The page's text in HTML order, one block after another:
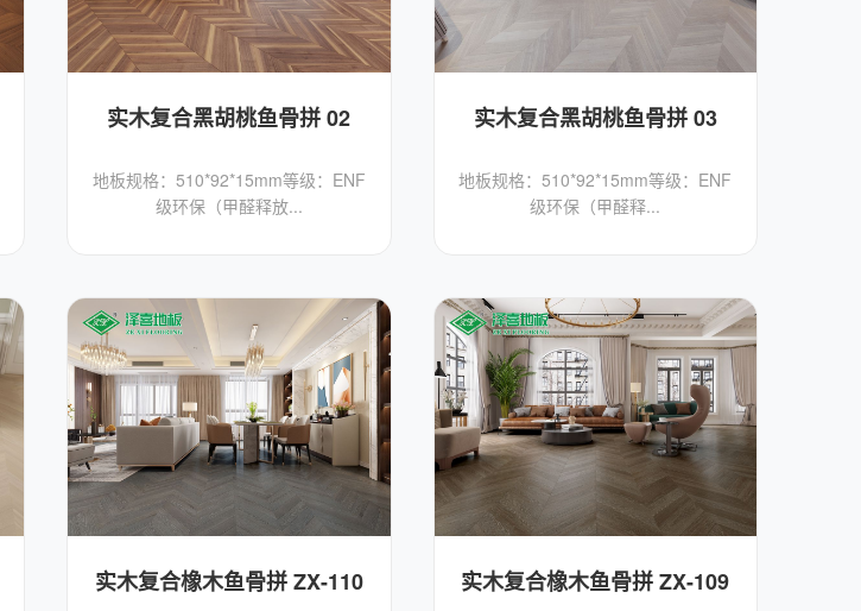
实木复合黑胡桃鱼骨拼 02
地板规格：510*92*15mm等级：ENF
级环保（甲醛释放...
实木复合黑胡桃鱼骨拼 03
地板规格：510*92*15mm​等级：ENF
级环保（甲醛释...
实木复合橡木鱼骨拼 ZX-110 实木复合橡木鱼骨拼 ZX-109